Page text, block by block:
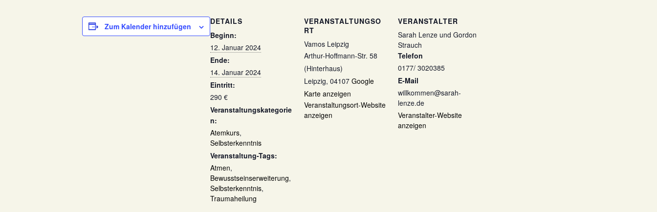
Zum Kalender hinzufügen
DETAILS
Beginn:
12. Januar 2024
Ende:
14. Januar 2024
Eintritt:
290 €
Veranstaltungskategorie
n:
Atemkurs,
Selbsterkenntnis
Veranstaltung-Tags:
Atmen,
Bewusstseinserweiterung,
Selbsterkenntnis,
Traumaheilung
VERANSTALTUNGSO
RT
Vamos Leipzig
Arthur-Hoffmann-Str. 58
(Hinterhaus)
Leipzig, 04107 Google
Karte anzeigen
Veranstaltungsort-Website
anzeigen
VERANSTALTER
Sarah Lenze und Gordon
Strauch
Telefon
0177/ 3020385
E-Mail
willkommen@sarah-
lenze.de
Veranstalter-Website
anzeigen